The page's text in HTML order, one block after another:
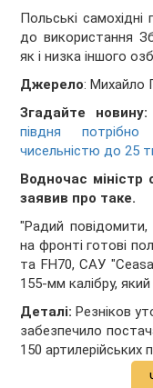
Польські самохідні
до використання
як і низка іншого
Джерело: Михайло
Згадайте
півдня
чисельністю до 25
Водночас міністр
заявив про таке.
"Радий
на фронті готові
та FH70, САУ
155-мм калібру,
Деталі: Резніков
забезпечило
150 артилерійських